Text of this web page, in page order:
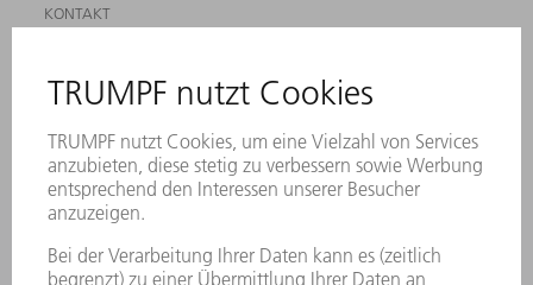
KONTAKT
VERANSTALTUNGEN UND TERMINE
NEWSLETTER-ANMELDUNG
MYTRUMPF
SICHERHEITSDATENBLÄTTER
PRODUKTE
MASCHINEN & SYSTEME
LEISTUNGSELEKTRONIK
ELEKTROWERKZEUGE